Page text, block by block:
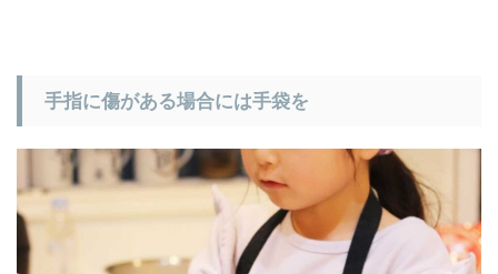
手指に傷がある場合には手袋を